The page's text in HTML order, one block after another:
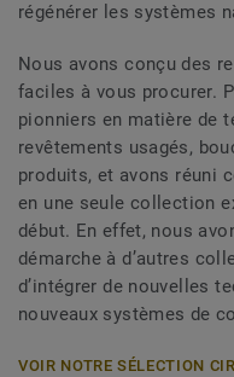
régénérer les systèmes
Nous avons conçu des
faciles à vous procurer.
pionniers en matière de
revêtements usagés,
produits, et avons réuni
en une seule collection
début. En effet, nous
démarche à d’autres
d’intégrer de nouvelles
nouveaux systèmes de
VOIR NOTRE SÉLECTION